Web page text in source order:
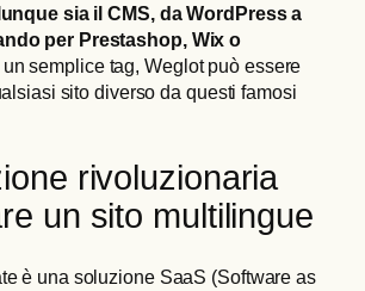
sia il CMS, da WordPress a
per Prestashop, Wix o
un semplice tag, Weglot può essere
sito diverso da questi famosi
rivoluzionaria
un sito multilingue
è una soluzione SaaS (Software as